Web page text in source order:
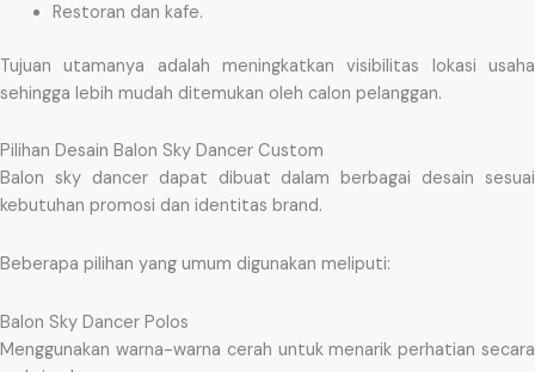
Restoran dan kafe.
Tujuan utamanya adalah meningkatkan visibilitas lokasi usaha
sehingga lebih mudah ditemukan oleh calon pelanggan.
Pilihan Desain Balon Sky Dancer Custom
Balon sky dancer dapat dibuat dalam berbagai desain sesuai
kebutuhan promosi dan identitas brand.
Beberapa pilihan yang umum digunakan meliputi:
Balon Sky Dancer Polos
Menggunakan warna-warna cerah untuk menarik perhatian secara